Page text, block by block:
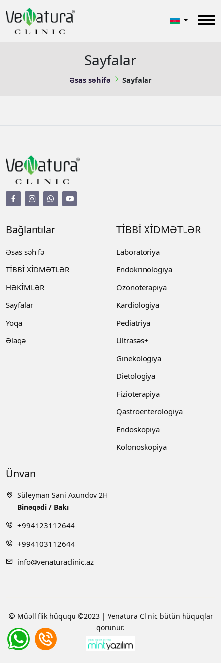
Sayfalar
Əsas səhifə Sayfalar
Bağlantılar
Əsas səhifə
TİBBİ XİDMƏTLƏR
HƏKİMLƏR
Sayfalar
Yoqa
Əlaqə
TİBBİ XİDMƏTLƏR
Laboratoriya
Endokrinologiya
Ozonoterapiya
Kardiologiya
Pediatriya
Ultrasəs+
Ginekologiya
Dietologiya
Fizioterapiya
Qastroenterologiya
Endoskopiya
Kolonoskopiya
Ünvan
Süleyman Sani Axundov 2H
Binəqədi / Bakı
+994123112644
+994103112644
info@venaturaclinic.az
Müəlliflik hüququ ©2023 | Venatura Clinic bütün hüquqlar
qorunur.